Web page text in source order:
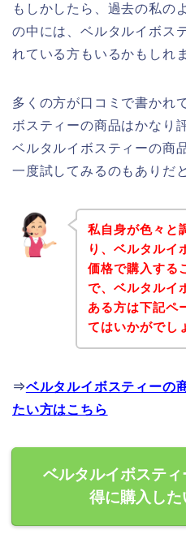
もしかしたら、過去の私の
の中には、ベルタルイボス
れている方もいるかもしれ
多くの方が口コミで書かれ
ボスティーの商品はかなり
ベルタルイボスティーの商
一度試してみるのもありだ
私自身が色々と
り、ベルタルイ
価格で購入する
で、ベルタルイ
ある方は下記ペ
てはいかがでし
⇒ベルタルイボスティーの
たい方はこちら
ベルタルイボステ
得に購入し